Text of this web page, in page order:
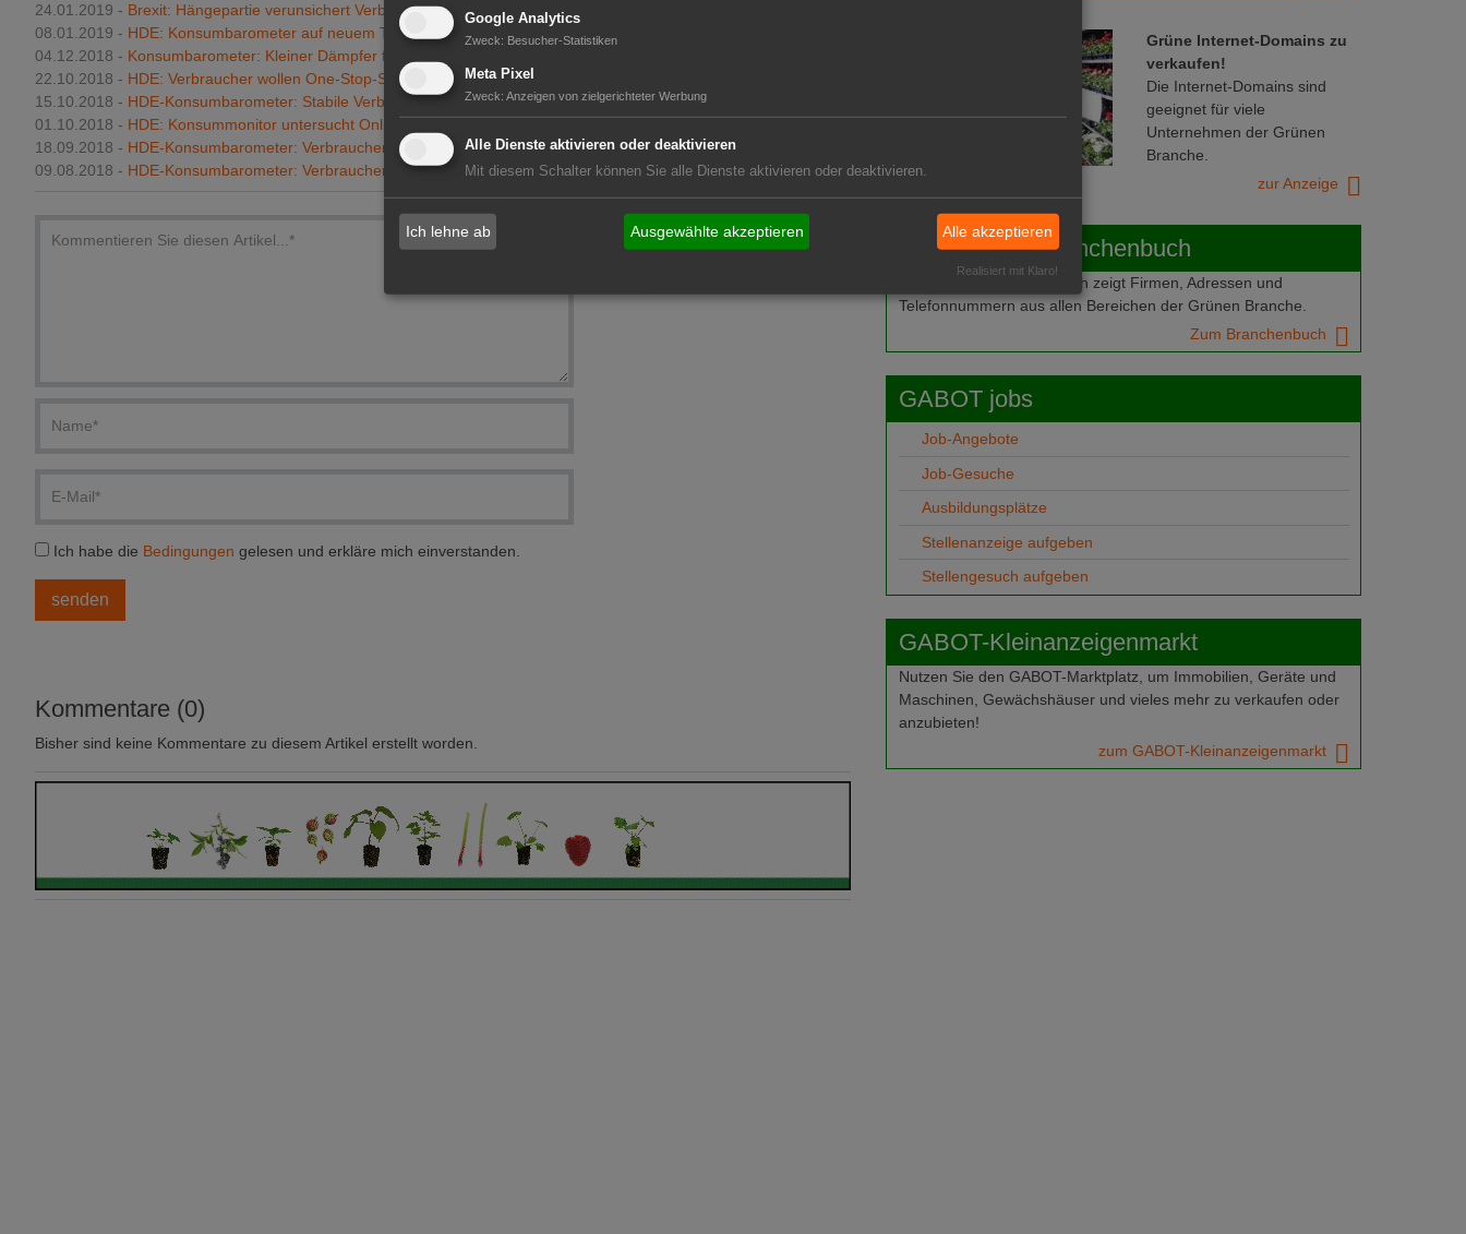
24.01.2019 - Brexit: Hängepartie verunsichert Verbraucher
08.01.2019 - HDE: Konsumbarometer auf neuem Tiefststand
04.12.2018 - Konsumbarometer: Kleiner Dämpfer für Verbraucherstimmung
22.10.2018 - HDE: Verbraucher wollen One-Stop-Shopping
15.10.2018 - HDE-Konsumbarometer: Stabile Verbraucherstimmung
01.10.2018 - HDE: Konsummonitor untersucht Online-Beratung
18.09.2018 - HDE-Konsumbarometer: Verbraucherstimmung mit negativem Trend
09.08.2018 - HDE-Konsumbarometer: Verbraucherstimmung steigt wieder
Ich habe die Bedingungen gelesen und erkläre mich einverstanden.
Kommentare (0)
Bisher sind keine Kommentare zu diesem Artikel erstellt worden.
Grüne Internet-Domains zu
verkaufen!
Die Internet-Domains sind
geeignet für viele
Unternehmen der Grünen
Branche.
zur Anzeige
Das GABOT-Branchenbuch
Das GABOT-Branchenbuch zeigt Firmen, Adressen und
Telefonnummern aus allen Bereichen der Grünen Branche.
Zum Branchenbuch
GABOT jobs
Job-Angebote
Job-Gesuche
Ausbildungsplätze
Stellenanzeige aufgeben
Stellengesuch aufgeben
GABOT-Kleinanzeigenmarkt
Nutzen Sie den GABOT-Marktplatz, um Immobilien, Geräte und
Maschinen, Gewächshäuser und vieles mehr zu verkaufen oder
anzubieten!
zum GABOT-Kleinanzeigenmarkt
Google Analytics
Zweck: Besucher-Statistiken
Meta Pixel
Zweck: Anzeigen von zielgerichteter Werbung
Alle Dienste aktivieren oder deaktivieren
Mit diesem Schalter können Sie alle Dienste aktivieren oder deaktivieren.
Ich lehne ab Ausgewählte akzeptieren Alle akzeptieren
Realisiert mit Klaro!